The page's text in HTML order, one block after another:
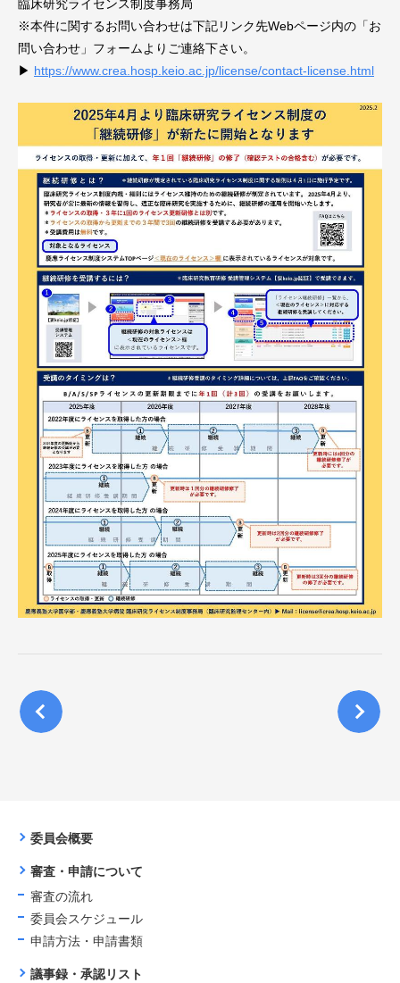
プライバシーポリシー
臨床研究ライセンス制度事務局
※本件に関するお問い合わせは下記リンク先Webページ内の「お
問い合わせ」フォームよりご連絡下さい。
▶ https://www.crea.hosp.keio.ac.jp/license/contact-license.html
委員会概要
審査・申請について
審査の流れ
委員会スケジュール
申請方法・申請書類
議事録・承認リスト